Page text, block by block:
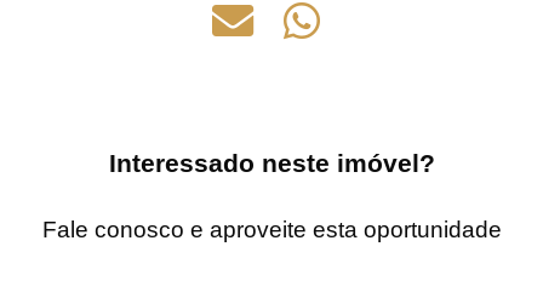
Interessado neste imóvel?
Fale conosco e aproveite esta oportunidade